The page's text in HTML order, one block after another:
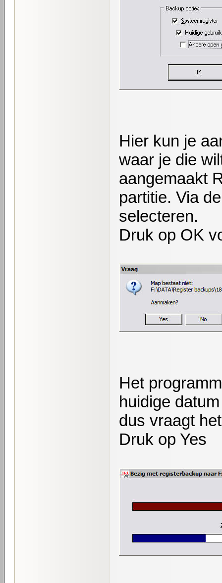
Hier kun je
waar je die
aangemaakt
partitie. Via
selecteren.
Druk op OK
Het
huidige
dus vraagt
Druk op Yes